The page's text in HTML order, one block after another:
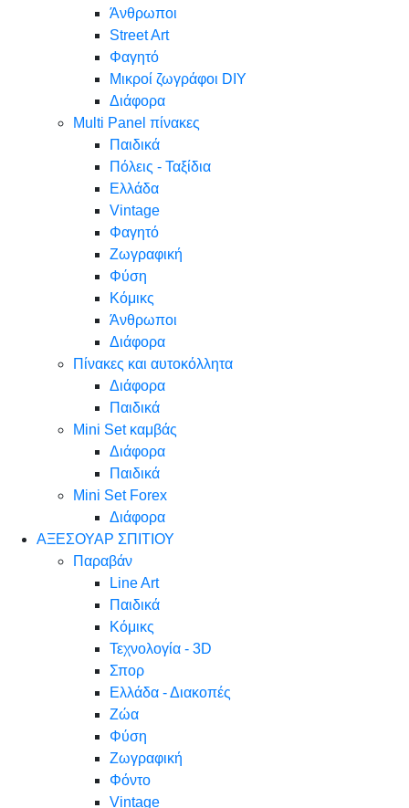
Άνθρωποι
Street Art
Φαγητό
Μικροί ζωγράφοι DIY
Διάφορα
Multi Panel πίνακες
Παιδικά
Πόλεις - Ταξίδια
Ελλάδα
Vintage
Φαγητό
Ζωγραφική
Φύση
Κόμικς
Άνθρωποι
Διάφορα
Πίνακες και αυτοκόλλητα
Διάφορα
Παιδικά
Mini Set καμβάς
Διάφορα
Παιδικά
Mini Set Forex
Διάφορα
ΑΞΕΣΟΥΑΡ ΣΠΙΤΙΟΥ
Παραβάν
Line Art
Παιδικά
Κόμικς
Τεχνολογία - 3D
Σπορ
Ελλάδα - Διακοπές
Ζώα
Φύση
Ζωγραφική
Φόντο
Vintage